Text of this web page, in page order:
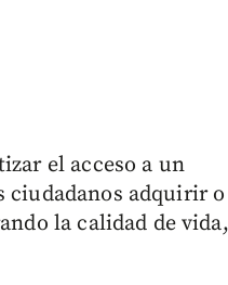
el acceso a un
ciudadanos adquirir o
la calidad de vida,